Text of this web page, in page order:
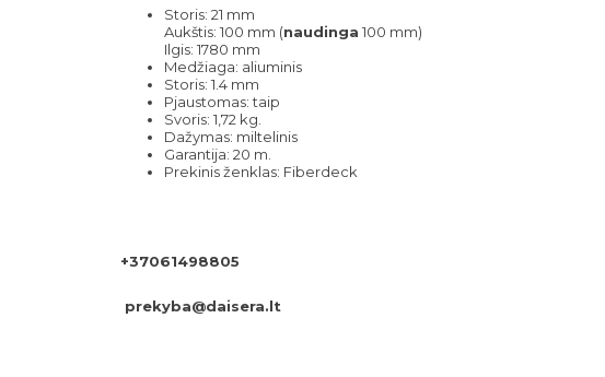
Storis: 21 mm
Aukštis: 100 mm (naudinga 100 mm)
Ilgis: 1780 mm
Medžiaga: aliuminis
Storis: 1.4 mm
Pjaustomas: taip
Svoris: 1,72 kg.
Dažymas: miltelinis
Garantija: 20 m.
Prekinis ženklas: Fiberdeck
+37061498805
prekyba@daisera.lt